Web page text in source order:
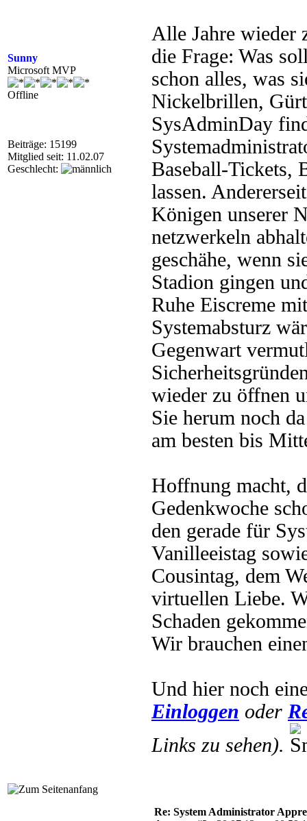
Sunny
Microsoft MVP
Offline
Beiträge: 15199
Mitglied seit: 11.02.07
Geschlecht:
Alle Jahre wieder
die Frage: Was
schon alles, was
Nickelbrillen,
SysAdminDay
Baseball-Tickets,
lassen.
Königen unserer
netzwerkeln
geschähe, wenn
Stadion gingen
Ruhe Eiscreme
Systemabsturz
Gegenwart
wieder zu öffnen
Sie herum noch
am besten bis
Hoffnung macht,
Gedenkwoche
den gerade für
Vanilleeistag
Cousintag, dem
virtuellen Liebe.
Schaden
Wir brauchen
Und hier noch
Einloggen oder
Links zu sehen).
Re: System Administrator